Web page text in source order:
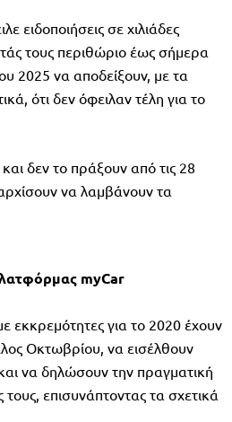
ειδοποιήσεις σε χιλιάδες
τους περιθώριο έως σήμερα
2025 να αποδείξουν, με τα
ότι δεν όφειλαν τέλη για το
δεν το πράξουν από τις 28
να λαμβάνουν τα
myCar
εκκρεμότητες για το 2020 έχουν
Οκτωβρίου, να εισέλθουν
να δηλώσουν την πραγματική
επισυνάπτοντας τα σχετικά